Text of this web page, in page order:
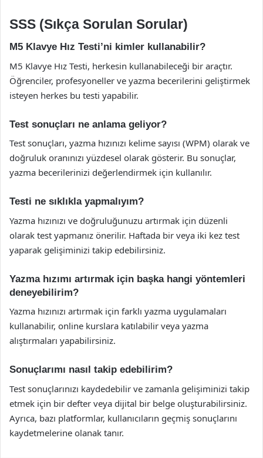
SSS (Sıkça Sorulan Sorular)
M5 Klavye Hız Testi’ni kimler kullanabilir?
M5 Klavye Hız Testi, herkesin kullanabileceği bir araçtır.
Öğrenciler, profesyoneller ve yazma becerilerini geliştirmek
isteyen herkes bu testi yapabilir.
Test sonuçları ne anlama geliyor?
Test sonuçları, yazma hızınızı kelime sayısı (WPM) olarak ve
doğruluk oranınızı yüzdesel olarak gösterir. Bu sonuçlar,
yazma becerilerinizi değerlendirmek için kullanılır.
Testi ne sıklıkla yapmalıyım?
Yazma hızınızı ve doğruluğunuzu artırmak için düzenli
olarak test yapmanız önerilir. Haftada bir veya iki kez test
yaparak gelişiminizi takip edebilirsiniz.
Yazma hızımı artırmak için başka hangi yöntemleri
deneyebilirim?
Yazma hızınızı artırmak için farklı yazma uygulamaları
kullanabilir, online kurslara katılabilir veya yazma
alıştırmaları yapabilirsiniz.
Sonuçlarımı nasıl takip edebilirim?
Test sonuçlarınızı kaydedebilir ve zamanla gelişiminizi takip
etmek için bir defter veya dijital bir belge oluşturabilirsiniz.
Ayrıca, bazı platformlar, kullanıcıların geçmiş sonuçlarını
kaydetmelerine olanak tanır.